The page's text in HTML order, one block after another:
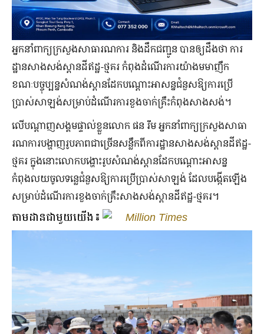
អ្នកនាំពាក្យក្រសួងសាធារណការ និងដឹកជញ្ជូន បានឲ្យដឹងថា ការ
ដ្ឋានសាងសង់ស្ពានដីឥដ្ឋ-ថ្មគរ កំពុងដំណើរការយ៉ាងមមាញឹក
ខណៈបច្ចុប្បន្នសំណង់ស្ពានដែកបណ្តោះអាសន្នជំនួសឱ្យការប្រើ
ប្រាស់សាឡង់សម្រាប់ដំណើរការខួងចាក់គ្រឹះកំពុងសាងសង់។
លើបណ្តាញសង្គមផ្ទាល់ខ្លួនលោក ផន រឹម អ្នកនាំពាក្យក្រសួងសាធា
រណការបង្ហាញរូបភាពជាច្រើនសន្លឹកពីការដ្ឋានសាងសង់ស្ពានដីឥដ្ឋ-
ថ្មគរ ក្នុងនោះលោកបង្ហោះរូបសំណង់ស្ពានដែកបណ្តោះអាសន្ន
កំពុងលយចូលទន្លេជំនួសឱ្យការប្រើប្រាស់សាឡង់ ដែលបង្កើតឡើង
សម្រាប់ដំណើរការខួងចាក់គ្រឹះសាងសង់ស្ពានដីឥដ្ឋ-ថ្មគរ​។
តាមដានជាមួយយើង៖ Million Times